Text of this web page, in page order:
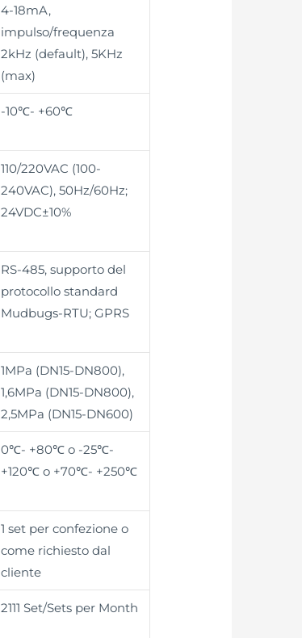
4-18mA,
impulso/frequenza
2kHz (default), 5KHz
(max)
-10℃- +60℃
110/220VAC (100-
240VAC), 50Hz/60Hz;
24VDC±10%
RS-485, supporto del
protocollo standard
Mudbugs-RTU; GPRS
1MPa (DN15-DN800),
1,6MPa (DN15-DN800),
2,5MPa (DN15-DN600)
0℃- +80℃ o -25℃-
+120℃ o +70℃- +250℃
1 set per confezione o
come richiesto dal
cliente
2111 Set/Sets per Month